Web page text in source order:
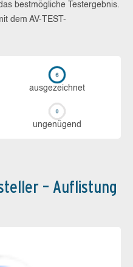
bestmögliche Testergebnis.
dem AV-TEST-
aus­ge­zeich­net
un­ge­nü­gend
– Auflistung